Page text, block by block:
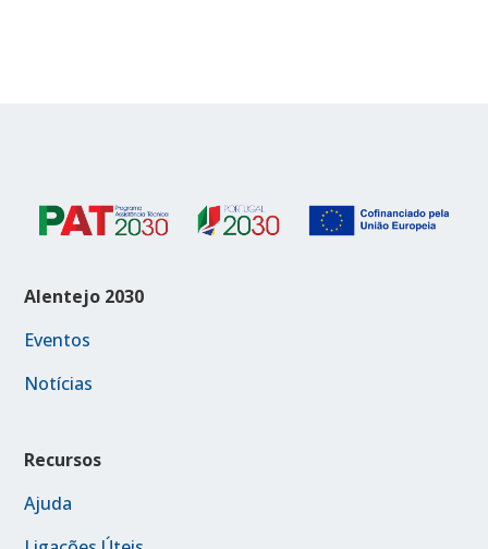
Alentejo 2030
Eventos
Notícias
Recursos
Ajuda